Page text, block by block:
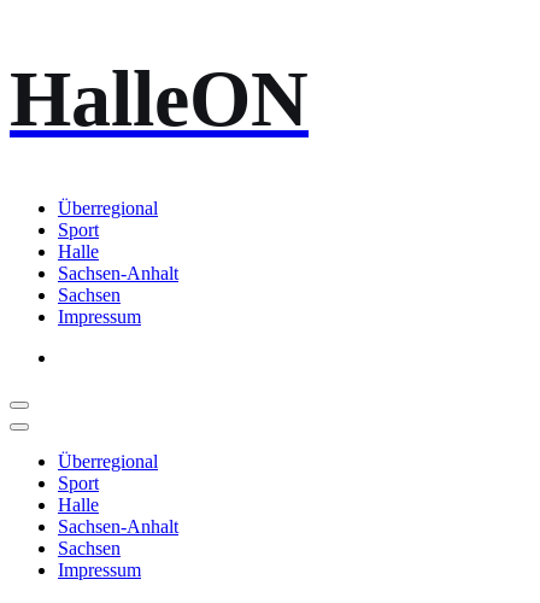
Inhalt
springen
HalleON
Überregional
Sport
Halle
Sachsen-Anhalt
Sachsen
Impressum
Überregional
Sport
Halle
Sachsen-Anhalt
Sachsen
Impressum